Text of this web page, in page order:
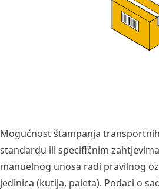
Mogućnost štampanja
standardu ili specifičnim
manuelnog unosa radi pravilnog
jedinica (kutija, paleta). Podaci o